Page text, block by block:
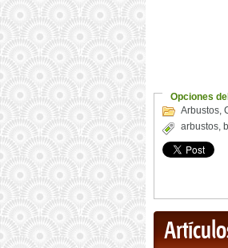
Opciones
Arbustos,
arbustos,